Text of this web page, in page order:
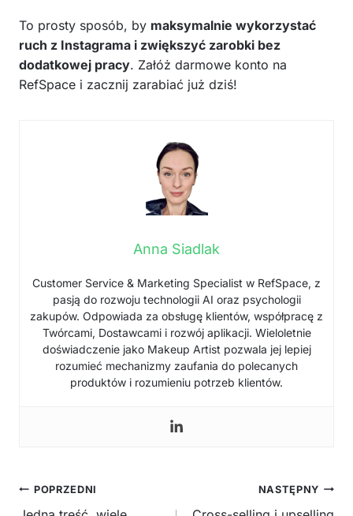
To prosty sposób, by maksymalnie wykorzystać
ruch z Instagrama i zwiększyć zarobki bez
dodatkowej pracy. Załóż darmowe konto na
RefSpace i zacznij zarabiać już dziś!
Anna Siadlak
Customer Service & Marketing Specialist w RefSpace, z
pasją do rozwoju technologii AI oraz psychologii
zakupów. Odpowiada za obsługę klientów, współpracę z
Twórcami, Dostawcami i rozwój aplikacji. Wieloletnie
doświadczenie jako Makeup Artist pozwala jej lepiej
rozumieć mechanizmy zaufania do polecanych
produktów i rozumieniu potrzeb klientów.
Nawigacja
POPRZEDNI NASTĘPNY